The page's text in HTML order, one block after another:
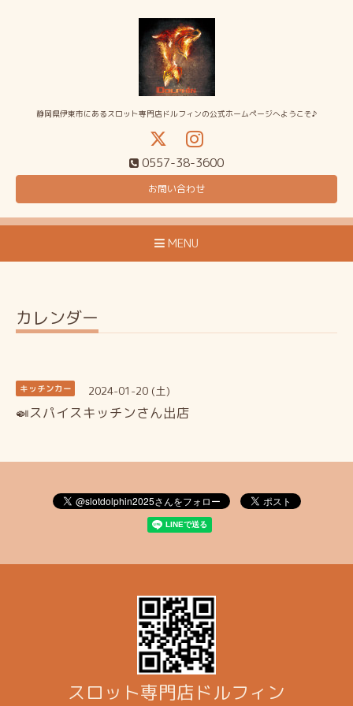
静岡県伊東市にあるスロット専門店ドルフィンの公式ホームページへようこそ♪
0557-38-3600
お問い合わせ
MENU
カレンダー
キッチンカー 2024-01-20 (土)
🍛スパイスキッチンさん出店
スロット専門店ドルフィン